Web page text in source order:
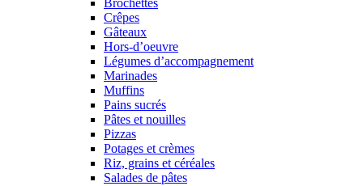
Brochettes
Crêpes
Gâteaux
Hors-d’oeuvre
Légumes d’accompagnement
Marinades
Muffins
Pains sucrés
Pâtes et nouilles
Pizzas
Potages et crèmes
Riz, grains et céréales
Salades de pâtes